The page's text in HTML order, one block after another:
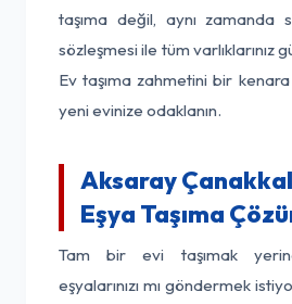
taşıma değil, aynı zamanda
sözleşmesi ile tüm varlıklarınız
Ev taşıma zahmetini bir
yeni evinize odaklanın.
Aksaray
Eşya Taşıma
Tam bir evi taşımak
eşyalarınızı mı göndermek